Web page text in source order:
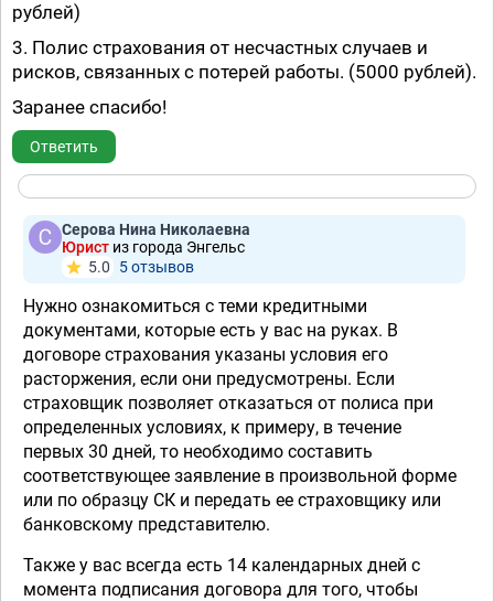
рублей)
3. Полис страхования от несчастных случаев и
рисков, связанных с потерей работы. (5000 рублей).
Заранее спасибо!
Ответить
Серова Нина Николаевна
Юрист из города Энгельс
5.0
5 отзывов
Нужно ознакомиться с теми кредитными
документами, которые есть у вас на руках. В
договоре страхования указаны условия его
расторжения, если они предусмотрены. Если
страховщик позволяет отказаться от полиса при
определенных условиях, к примеру, в течение
первых 30 дней, то необходимо составить
соответствующее заявление в произвольной форме
или по образцу СК и передать ее страховщику или
банковскому представителю.
Также у вас всегда есть 14 календарных дней с
момента подписания договора для того, чтобы